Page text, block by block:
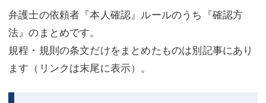
債務整理
マスコミ取材・実績
アクセス
マスコミ取材・実績
アクセス
東京事務所 (新宿・四谷)
弁護士の依頼者『本人確認』ルールのうち『確認方
法』のまとめです。
規程・規則の条文だけをまとめたものは別記事にあり
ます（リンクは末尾に表示）。